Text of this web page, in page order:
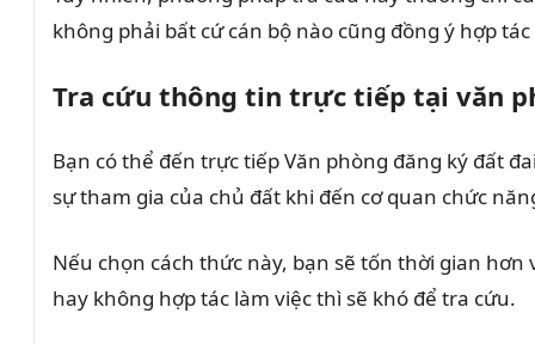
không phải bất cứ cán bộ nào cũng đồng ý hợp
Tra cứu thông tin trực tiếp tại văn
Bạn có thể đến trực tiếp Văn phòng đăng ký đất
sự tham gia của chủ đất khi đến cơ quan chức
Nếu chọn cách thức này, bạn sẽ tốn thời gian
hay không hợp tác làm việc thì sẽ khó để tra cứu.